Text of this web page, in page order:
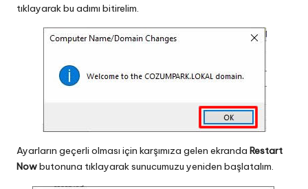
tıklayarak bu adımı bitirelim.
Ayarların geçerli olması için karşımıza gelen ekranda Restart
Nowbutonuna tıklayarak sunucumuzu yeniden başlatalım.